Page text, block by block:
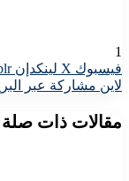
1
فيسبوك X لينكدإن
لاين مشاركة عبر
مقالات ذات صلة